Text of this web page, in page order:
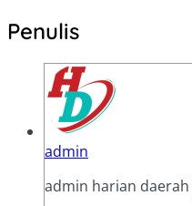
Penulis
admin
admin harian daerah